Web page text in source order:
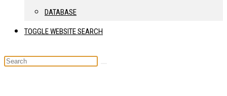
DATABASE
TOGGLE WEBSITE SEARCH